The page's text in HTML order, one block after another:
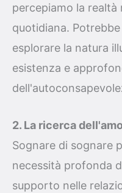
percepiamo la realtà
quotidiana.
esplorare la natura
esistenza e
2. La ricerca
Sognare di sognare
necessità profonda
supporto nelle